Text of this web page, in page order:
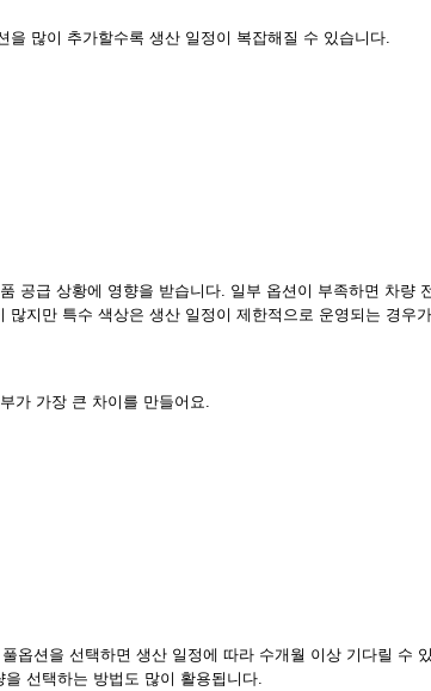
많이 추가할수록 생산 일정이 복잡해질 수 있습니다.
공급 상황에 영향을 받습니다. 일부 옵션이 부족하면 차량
지만 특수 색상은 생산 일정이 제한적으로 운영되는 경우
가 가장 큰 차이를 만들어요.
옵션을 선택하면 생산 일정에 따라 수개월 이상 기다릴 수
선택하는 방법도 많이 활용됩니다.